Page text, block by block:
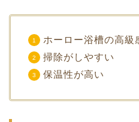
ホーロー浴槽の高級
掃除がしやすい
保温性が高い